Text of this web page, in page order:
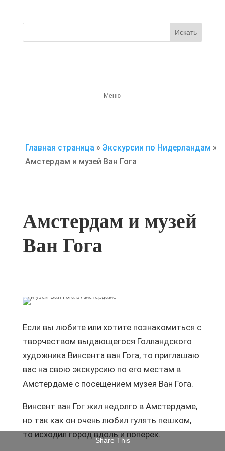
Главная страница » Экскурсии по Нидерландам »
Амстердам и музей Ван Гога
Амстердам и музей
Ван Гога
Если вы любите или хотите познакомиться с
творчеством выдающегося Голландского
художника Винсента ван Гога, то приглашаю
вас на свою экскурсию по его местам в
Амстердаме с посещением музея Ван Гога.
Винсент ван Гог жил недолго в Амстердаме,
но так как он очень любил гулять пешком,
то исходил город вдоль и поперек.
Share This